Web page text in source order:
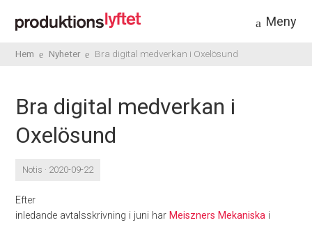
Meny
Hem Nyheter Bra digital medverkan i Oxelösund
Bra digital medverkan i
Oxelösund
Notis · 2020-09-22
Efter
inledande avtalsskrivning i juni har Meiszners Mekaniska i